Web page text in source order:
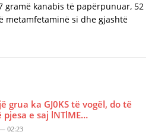
gramë kanabis të papërpunuar, 52
metamfetaminë si dhe gjashtë
grua ka GJ0KS të vogël, do të
e saj lNTlME…
02:23